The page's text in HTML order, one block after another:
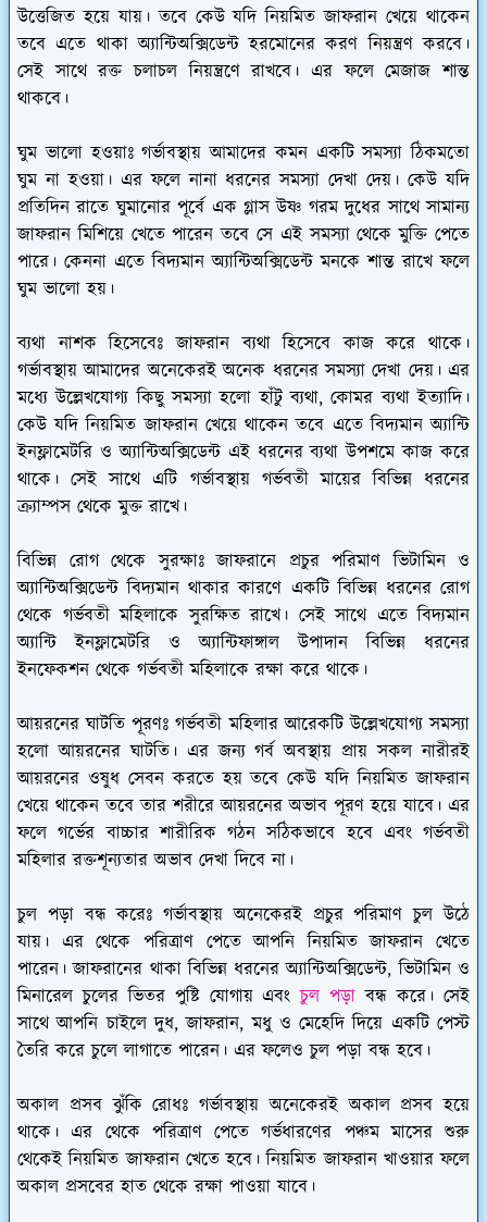
উত্তেজিত হয়ে যায়। তবে কেউ যদি নিয়মিত জাফরান খেয়ে থাকেন
তবে এতে থাকা অ্যান্টিঅক্সিডেন্ট হরমোনের করণ নিয়ন্ত্রণ করবে।
সেই সাথে রক্ত চলাচল নিয়ন্ত্রণে রাখবে। এর ফলে মেজাজ শান্ত
থাকবে।
ঘুম ভালো হওয়াঃগর্ভাবস্থায় আমাদের কমন একটি সমস্যা ঠিকমতো
ঘুম না হওয়া। এর ফলে নানা ধরনের সমস্যা দেখা দেয়। কেউ যদি
প্রতিদিন রাতে ঘুমানোর পূর্বে এক গ্লাস উষ্ণ গরম দুধের সাথে সামান্য
জাফরান মিশিয়ে খেতে পারেন তবে সে এই সমস্যা থেকে মুক্তি পেতে
পারে। কেননা এতে বিদ্যমান অ্যান্টিঅক্সিডেন্ট মনকে শান্ত রাখে ফলে
ঘুম ভালো হয়।
ব্যথা নাশক হিসেবেঃ জাফরান ব্যথা হিসেবে কাজ করে থাকে।
গর্ভাবস্থায় আমাদের অনেকেরই অনেক ধরনের সমস্যা দেখা দেয়। এর
মধ্যে উল্লেখযোগ্য কিছু সমস্যা হলো হাঁটু ব্যথা, কোমর ব্যথা ইত্যাদি।
কেউ যদি নিয়মিত জাফরান খেয়ে থাকেন তবে এতে বিদ্যমান অ্যান্টি
ইনফ্লামেটরি ও অ্যান্টিঅক্সিডেন্ট এই ধরনের ব্যথা উপশমে কাজ করে
থাকে। সেই সাথে এটি গর্ভাবস্থায় গর্ভবতী মায়ের বিভিন্ন ধরনের
ক্র্যাম্পস থেকে মুক্ত রাখে।
বিভিন্ন রোগ থেকে সুরক্ষাঃজাফরানে প্রচুর পরিমাণ ভিটামিন ও
অ্যান্টিঅক্সিডেন্ট বিদ্যমান থাকার কারণে একটি বিভিন্ন ধরনের রোগ
থেকে গর্ভবতী মহিলাকে সুরক্ষিত রাখে। সেই সাথে এতে বিদ্যমান
অ্যান্টি ইনফ্লামেটরি ও অ্যান্টিফাঙ্গাল উপাদান বিভিন্ন ধরনের
ইনফেকশন থেকে গর্ভবতী মহিলাকে রক্ষা করে থাকে।
আয়রনের ঘাটতি পূরণঃ গর্ভবতী মহিলার আরেকটি উল্লেখযোগ্য সমস্যা
হলো আয়রনের ঘাটতি। এর জন্য গর্ব অবস্থায় প্রায় সকল নারীরই
আয়রনের ওষুধ সেবন করতে হয় তবে কেউ যদি নিয়মিত জাফরান
খেয়ে থাকেন তবে তার শরীরে আয়রনের অভাব পূরণ হয়ে যাবে। এর
ফলে গর্ভের বাচ্চার শারীরিক গঠন সঠিকভাবে হবে এবং গর্ভবতী
মহিলার রক্তশূন্যতার অভাব দেখা দিবে না।
চুল পড়া বন্ধ করেঃ গর্ভাবস্থায় অনেকেরই প্রচুর পরিমাণ চুল উঠে
যায়। এর থেকে পরিত্রাণ পেতে আপনি নিয়মিত জাফরান খেতে
পারেন। জাফরানের থাকা বিভিন্ন ধরনের অ্যান্টিঅক্সিডেন্ট, ভিটামিন ও
মিনারেল চুলের ভিতর পুষ্টি যোগায় এবংচুল পড়া বন্ধ করে। সেই
সাথে আপনি চাইলে দুধ, জাফরান, মধু ও মেহেদি দিয়ে একটি পেস্ট
তৈরি করে চুলে লাগাতে পারেন। এর ফলেও চুল পড়া বন্ধ হবে।
অকাল প্রসব ঝুঁকি রোধঃ গর্ভাবস্থায় অনেকেরই অকাল প্রসব হয়ে
থাকে। এর থেকে পরিত্রাণ পেতে গর্ভধারণের পঞ্চম মাসের শুরু
থেকেই নিয়মিত জাফরান খেতে হবে। নিয়মিত জাফরান খাওয়ার ফলে
অকাল প্রসবের হাত থেকে রক্ষা পাওয়া যাবে।